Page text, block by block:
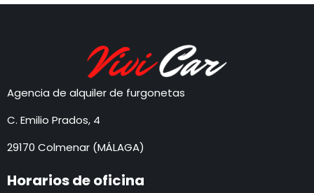
Agencia de alquiler de furgonetas
C. Emilio Prados, 4
29170 Colmenar (MÁLAGA)
Horarios de oficina